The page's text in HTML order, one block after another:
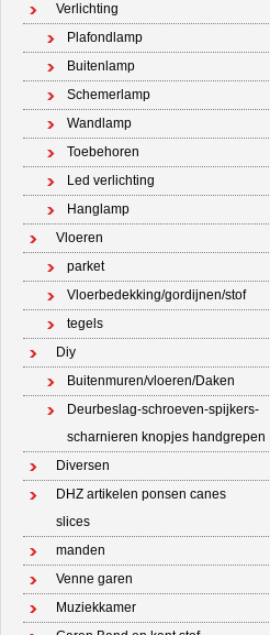
Verlichting
Plafondlamp
Buitenlamp
Schemerlamp
Wandlamp
Toebehoren
Led verlichting
Hanglamp
Vloeren
parket
Vloerbedekking/gordijnen/stof
tegels
Diy
Buitenmuren/vloeren/Daken
Deurbeslag-schroeven-spijkers-
scharnieren knopjes handgrepen
Diversen
DHZ artikelen ponsen canes
slices
manden
Venne garen
Muziekkamer